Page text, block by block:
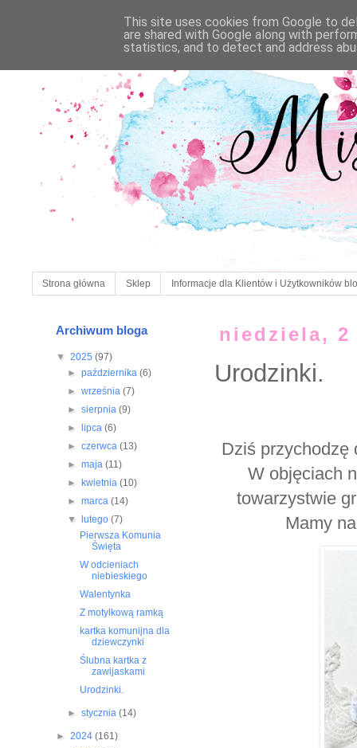
Strona główna Sklep Informacje dla Klientów i Użytkowników
niedziela, 2
Urodzinki.
Dziś przychodzę
W objęciach
towarzystwie
Mamy
Archiwum bloga
▼ 2025 (97)
►października(6)
►września(7)
►sierpnia(9)
►
lipca(6)
►czerwca(13)
►maja(11)
►
kwietnia(10)
►marca(14)
▼
lutego(7)
Pierwsza Komunia
Święta
W odcieniach
niebieskiego
Walentynka
Z motylkową ramką
kartka komunijna dla
dziewczynki
Ślubna kartka z
zawijaskami
Urodzinki.
►stycznia(14)
► 2024 (161)
This site uses cookies from Google to
are shared with Google along with
statistics, and to detect and address